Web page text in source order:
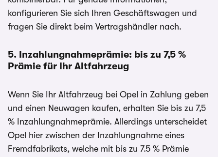
konfigurieren Sie sich Ihren Geschäftswagen und
fragen Sie direkt beim Vertragshändler nach.
5. Inzahlungnahmeprämie: bis zu 7,5 %
Prämie für Ihr Altfahrzeug
Wenn Sie Ihr Altfahrzeug bei Opel in Zahlung geben
und einen Neuwagen kaufen, erhalten Sie bis zu 7,5
% Inzahlungnahmeprämie. Allerdings unterscheidet
Opel hier zwischen der Inzahlungnahme eines
Fremdfabrikats, welche mit bis zu 7.5 % Prämie